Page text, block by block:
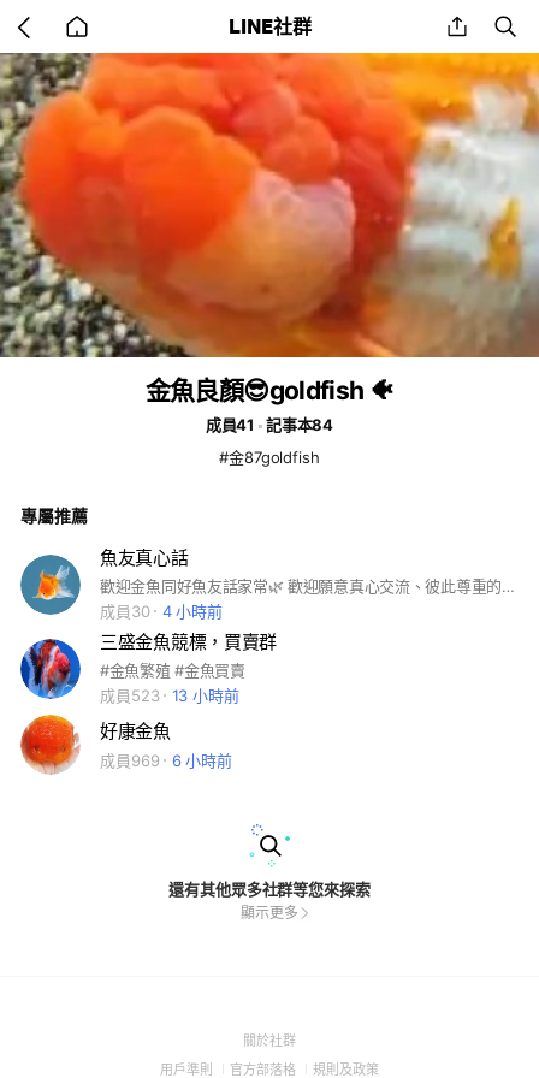
back
to
home
LINE社群 share
金魚良顏😎goldfish 🐠
成員41
記事本84
#金87goldfish
專屬推薦
魚友真心話
歡迎金魚同好魚友話家常🌿 歡迎願意真心交流、彼此尊重的朋友加入這個社群 😊 為了讓大家都能安心分享、自在討論，本社群採取以下管理方式： 1️⃣ 本社群為 管理員邀請制，非公開聊天室 2️⃣ 新加入的朋友，請先花一點時間閱讀置頂公告與群內說明 3️⃣ 交流時請以尊重、理性為原則，避免人身攻擊、嘲諷或引戰內容 4️⃣ 若討論方向明顯偏離主題，管理員可能會適時提醒或協助調整話題 5️⃣ 若行為不適合本社群的交流氛圍，管理員將視情況調整成員名單 感謝每一位一起維護這個舒服空間的朋友 💛 也謝謝你的理解與配合！
成員30
4 小時前
三盛金魚競標，買賣群
#金魚繁殖 #金魚買賣
成員523
13 小時前
好康金魚
成員969 6 小時前
還有其他眾多社群等您來探索
顯示更多
關於社群(Open
用戶準則 (Open
官方部落格 (Open
規則及政策(Open